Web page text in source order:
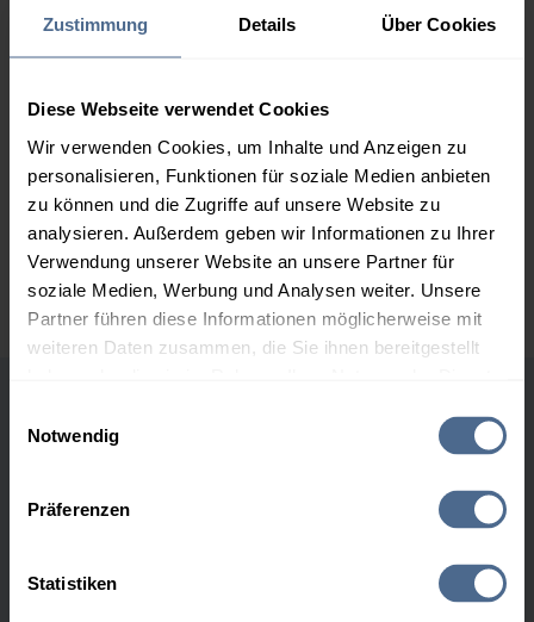
Zustimmung Details Über Cookies
Diese Webseite verwendet Cookies
Wir verwenden Cookies, um Inhalte und Anzeigen zu
personalisieren, Funktionen für soziale Medien anbieten
zu können und die Zugriffe auf unsere Website zu
analysieren. Außerdem geben wir Informationen zu Ihrer
Verwendung unserer Website an unsere Partner für
soziale Medien, Werbung und Analysen weiter. Unsere
Partner führen diese Informationen möglicherweise mit
weiteren Daten zusammen, die Sie ihnen bereitgestellt
Notwendig
Präferenzen
Statistiken
2.000 Liter 0,00 €
3.000 Liter
158,21 €
158,21 €
5.000 Liter
156,70 €
156,70 €
0,00 €
Preise für Heizöl in Standardqualität nach Ö-Norm C 1109 in € / 100
Liter inkl. MwSt. und Lieferung bei einer Lieferstelle.
Höchst- und Tiefststände der
Heizölpreise in Finkenstein